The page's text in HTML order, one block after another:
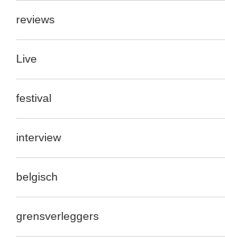
reviews
Live
festival
interview
belgisch
grensverleggers